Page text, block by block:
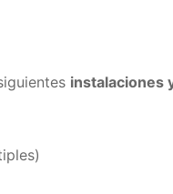
instalaciones